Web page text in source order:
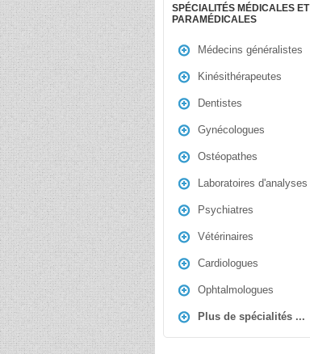
SPÉCIALITÉS MÉDICALES ET
PARAMÉDICALES
Médecins généralistes
Kinésithérapeutes
Dentistes
Gynécologues
Ostéopathes
Laboratoires d'analyses
Psychiatres
Vétérinaires
Cardiologues
Ophtalmologues
Plus de spécialités ...